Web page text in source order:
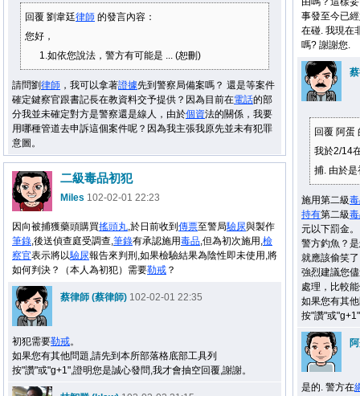
回覆 劉韋廷律師 的發言內容：
您好，
1.如依您說法，警方有可能是 ... (恕刪)
請問劉律師 ，我可以拿著證據先到警察局備案嗎？ 還是等案件
確定鍵察官跟書記長在教資料交予提供？因為目前在電話的部
分我並未確定對方是警察還是線人，由於個資法的關係，我要
用哪種管道去申訴這個案件呢？因為我主張我原先並未有犯罪
意圖。
事發至今已
在碰. 我現在
嗎? 謝謝您.
回覆 阿蛋
我於2/14
捕. 由於
施用第二級
持有第二級
元以下罰金。
警方釣魚？
就應該偷笑
強烈建議您
處理，比較
如果您有其
按"讚"或
是的. 警方在
二級毒品初犯
Miles 102-02-01 22:23
因向被捕獲藥頭購買搖頭丸,於日前收到 傳票至警局驗尿與製作
筆錄,後送偵查庭受調查,筆錄有承認施用毒品,但為初次施用,檢
察官表示將以驗尿報告來判刑,如果檢驗結果為陰性即未使用,將
如何判決？（本人為初犯）需要勒戒 ？
蔡律師 (蔡律師) 102-02-01 22:35
初犯需要勒戒。
如果您有其他問題,請先到本所部落格底部工具列
按"讚"或"g+1",證明您是誠心發問,我才會抽空回覆,謝謝。